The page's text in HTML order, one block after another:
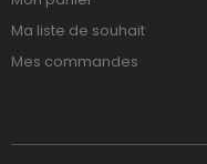
Ma liste de souhait
Mes commandes